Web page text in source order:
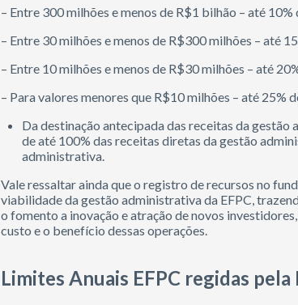
– Entre 300 milhões e menos de R$1 bilhão – até
– Entre 30 milhões e menos de R$300 milhões – até
– Entre 10 milhões e menos de R$30 milhões – até
– Para valores menores que R$10 milhões – até 25%
Da destinação antecipada das receitas da
de até 100% das receitas diretas da gestão
administrativa.
Vale ressaltar ainda que o registro de recursos no
viabilidade da gestão administrativa da EFPC,
o fomento a inovação e atração de novos
custo e o benefício dessas operações.
Limites Anuais EFPC regidas